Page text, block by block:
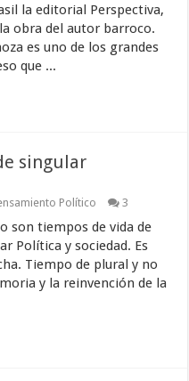
la editorial Perspectiva,
obra del autor barroco.
es uno de los grandes
que ...
singular
Político 3
son tiempos de vida de
Política y sociedad. Es
Tiempo de plural y no
y la reinvención de la